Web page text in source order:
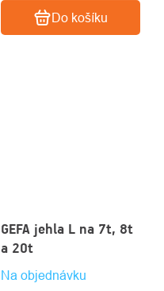
Do košíku
GEFA jehla L na 7t, 8t
a 20t
Na objednávku